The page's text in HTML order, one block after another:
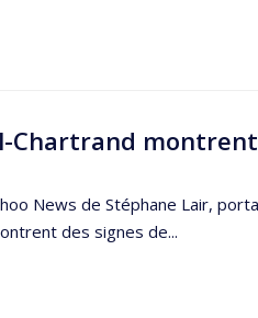
Chartrand
News de Stéphane Lair,
des signes de...